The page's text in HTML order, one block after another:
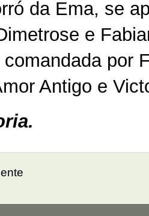
da Ema, se
e
por
Antigo e